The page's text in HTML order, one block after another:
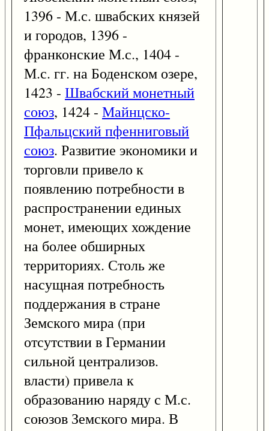
1396 - М.с. швабских князей
и городов, 1396 -
франконские М.с., 1404 -
М.с. гг. на Боденском озере,
1423 - Швабский монетный
союз, 1424 - Майнцско-
Пфальцский пфенниговый
союз. Развитие экономики и
торговли привело к
появлению потребности в
распространении единых
монет, имеющих хождение
на более обширных
территориях. Столь же
насущная потребность
поддержания в стране
Земского мира (при
отсутствии в Германии
сильной централизов.
власти) привела к
образованию наряду с М.с.
союзов Земского мира. В